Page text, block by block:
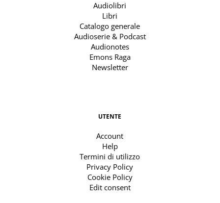
Audiolibri
Libri
Catalogo generale
Audioserie & Podcast
Audionotes
Emons Raga
Newsletter
UTENTE
Account
Help
Termini di utilizzo
Privacy Policy
Cookie Policy
Edit consent